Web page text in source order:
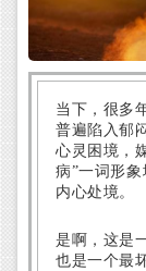
当下，很多
普遍陷入郁
心灵困境，
病”一词形
内心处境。
是啊，这是
也是一个最